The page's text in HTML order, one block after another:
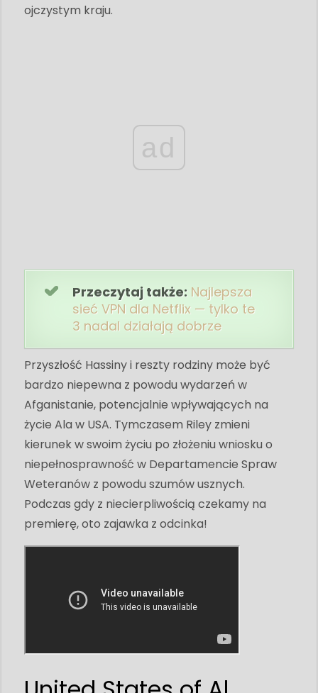
ojczystym kraju.
ad
Przeczytaj także: Najlepsza
sieć VPN dla Netflix — tylko te
3 nadal działają dobrze
Przyszłość Hassiny i reszty rodziny może być
bardzo niepewna z powodu wydarzeń w
Afganistanie, potencjalnie wpływających na
życie Ala w USA. Tymczasem Riley zmieni
kierunek w swoim życiu po złożeniu wniosku o
niepełnosprawność w Departamencie Spraw
Weteranów z powodu szumów usznych.
Podczas gdy z niecierpliwością czekamy na
premierę, oto zajawka z odcinka!